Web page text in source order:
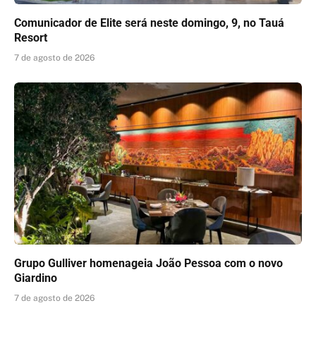
Comunicador de Elite será neste domingo, 9, no Tauá
Resort
7 de agosto de 2026
Grupo Gulliver homenageia João Pessoa com o novo
Giardino
7 de agosto de 2026